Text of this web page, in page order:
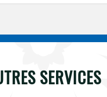
SERVICES